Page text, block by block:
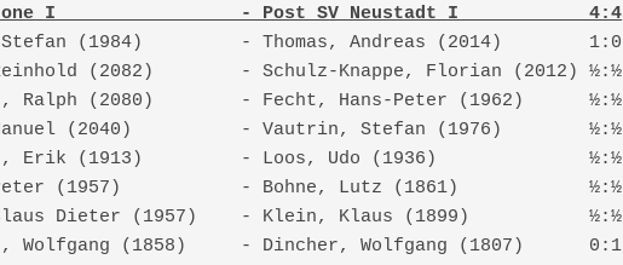
I                 - Post SV Neustadt I            4:4
Stefan (1984)         - Thomas, Andreas (2014)        1:0
(2082)        - Schulz-Knappe, Florian (2012) ½:½
Ralph (2080)        - Fecht, Hans-Peter (1962)      ½:½
(2040)          - Vautrin, Stefan (1976)        ½:½
Erik (1913)         - Loos, Udo (1936)              ½:½
(1957)           - Bohne, Lutz (1861)            ½:½
Dieter (1957)    - Klein, Klaus (1899)           ½:½